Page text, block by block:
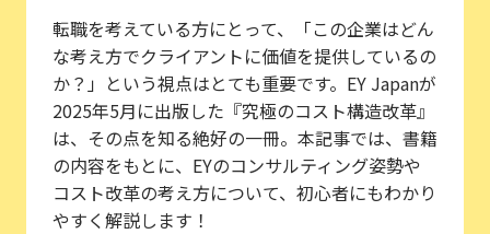
転職を考えている方にとって、「この企業はどん
な考え方でクライアントに価値を提供しているの
か？」という視点はとても重要です。EY Japanが
2025年5月に出版した『究極のコスト構造改革』
は、その点を知る絶好の一冊。本記事では、書籍
の内容をもとに、EYのコンサルティング姿勢や
コスト改革の考え方について、初心者にもわかり
やすく解説します！